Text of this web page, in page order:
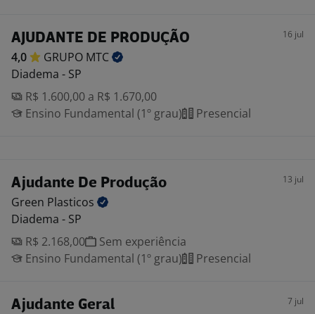
AJUDANTE DE PRODUÇÃO 16 jul
4,0 GRUPO MTC
Diadema - SP
R$ 1.600,00 a R$ 1.670,00
Ensino Fundamental (1º grau)
Presencial
Ajudante De Produção 13 jul
Green Plasticos
Diadema - SP
R$ 2.168,00
Sem experiência
Ensino Fundamental (1º grau)
Presencial
Ajudante Geral 7 jul